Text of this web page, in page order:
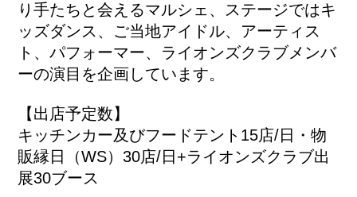
り手たちと会えるマルシェ、ステージではキ
ッズダンス、ご当地アイドル、アーティス
ト、パフォーマー、ライオンズクラブメンバ
ーの演目を企画しています。
【出店予定数】
キッチンカー及びフードテント15店/日・物
販縁日（WS）30店/日+ライオンズクラブ出
展30ブース